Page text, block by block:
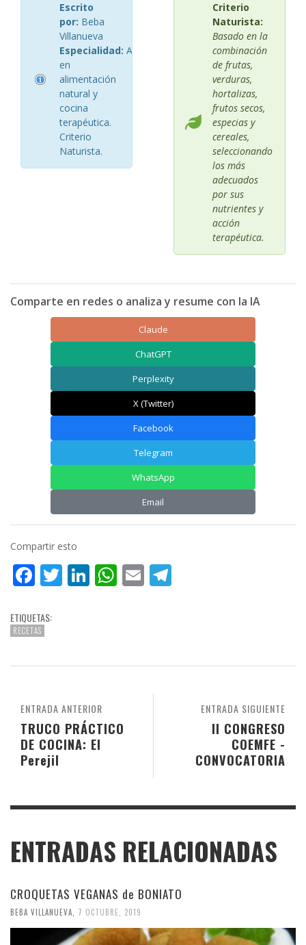
Escrito
por: Beba
Villanueva
Especialidad: Asesora
en
alimentación
natural y
cocina
terapéutica.
Criterio
Naturista.
Criterio
Naturista:
Basado en la
combinación
de frutas,
verduras,
hortalizas,
frutos secos,
especias y
cereales,
seleccionando
los más
adecuados
por sus
nutrientes y
acción
terapéutica.
Comparte en redes o analiza y resume con la IA
Claude
ChatGPT
Perplexity
X (Twitter)
Facebook
Telegram
WhatsApp
Email
Compartir esto
Facebook
Twitter
LinkedIn
WhatsApp
Email
ETIQUETAS:
RECETAS
ENTRADA SIGUIENTE
II CONGRESO
COEMFE -
CONVOCATORIA
ENTRADA ANTERIOR
TRUCO PRÁCTICO
DE COCINA: El
Perejil
ENTRADAS RELACIONADAS
CROQUETAS VEGANAS de BONIATO
BEBA VILLANUEVA 7 OCTUBRE, 2019